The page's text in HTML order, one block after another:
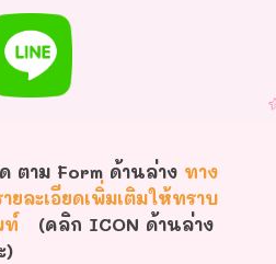
ตาม Form ด้านล่าง ทาง
ยละเอียดเพิ่มเติมให้ทราบ
ท์
(คลิก ICON ด้านล่าง
)